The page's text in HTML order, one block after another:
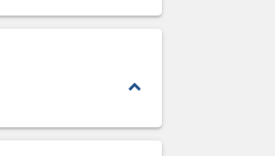
expand_less